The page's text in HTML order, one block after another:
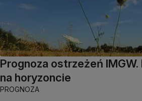
Prognoza ostrzeżeń
na horyzoncie
PROGNOZA